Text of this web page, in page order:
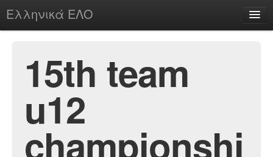
Ελληνικά ΕΛΟ
chesstu.be @ discord
Login
15th team
u12
championshi